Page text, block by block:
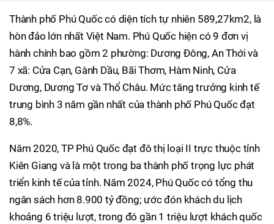
Thành phố Phú Quốc có diện tích tự nhiên 589,27km2, là
hòn đảo lớn nhất Việt Nam. Phú Quốc hiện có 9 đơn vị
hành chính bao gồm 2 phường: Dương Đông, An Thới và
7 xã: Cửa Cạn, Gành Dầu, Bãi Thơm, Hàm Ninh, Cửa
Dương, Dương Tơ và Thổ Châu. Mức tăng trưởng kinh tế
trung bình 3 năm gần nhất của thành phố Phú Quốc đạt
8,8%.
Năm 2020, TP Phú Quốc đạt đô thị loại II trực thuộc tỉnh
Kiên Giang và là một trong ba thành phố trọng lực phát
triển kinh tế của tỉnh. Năm 2024, Phú Quốc có tổng thu
ngân sách hơn 8.900 tỷ đồng; ước đón khách du lịch
khoảng 6 triệu lượt, trong đó gần 1 triệu lượt khách quốc